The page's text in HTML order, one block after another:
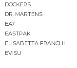
DOCKERS
DR. MARTENS
EA7
EASTPAK
ELISABETTA FRANCHI
EVISU